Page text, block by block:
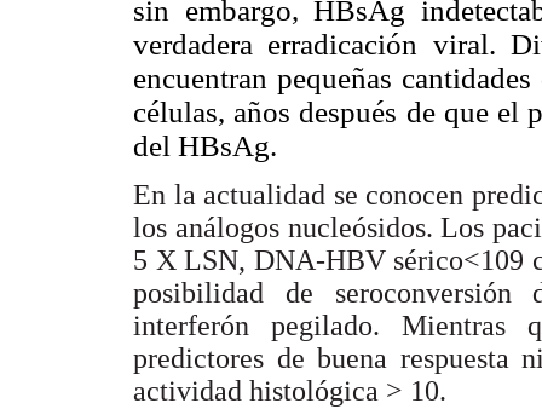
sin embargo, HBsAg
verdadera erradicación viral.
encuentran pequeñas
células, años después de que el
del HBsAg.
En la actualidad se conocen
los análogos nucleósidos. Los
5 X LSN, DNA-HBV sérico<109
posibilidad de
interferón pegilado. Mientras
predictores de buena
actividad histológica > 10.